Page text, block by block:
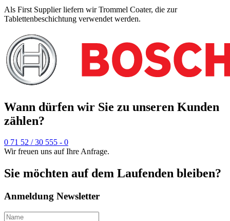
Als First Supplier liefern wir Trommel Coater, die zur
Tablettenbeschichtung verwendet werden.
Wann dürfen wir Sie zu unseren Kunden
zählen?
0 71 52 / 30 555 - 0
Wir freuen uns auf Ihre Anfrage.
Sie möchten auf dem Laufenden bleiben?
Anmeldung Newsletter